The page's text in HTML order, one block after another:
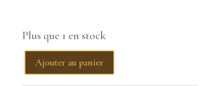
Plus que 1 en stock
quantité
Ajouter au panier